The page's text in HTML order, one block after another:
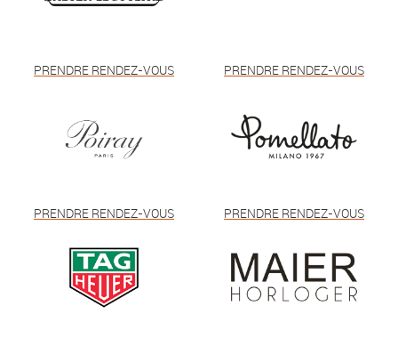
PRENDRE RENDEZ-VOUS PRENDRE RENDEZ-VOUS
PRENDRE RENDEZ-VOUS PRENDRE RENDEZ-VOUS